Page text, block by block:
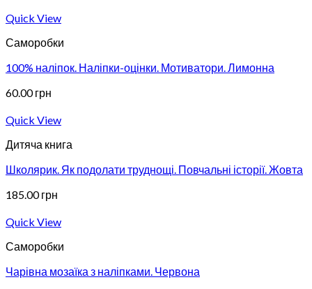
Quick View
Саморобки
100% наліпок. Наліпки-оцінки. Мотиватори. Лимонна
60.00грн
Quick View
Дитяча книга
Школярик. Як подолати труднощі. Повчальні історії. Жовта
185.00грн
Quick View
Саморобки
Чарівна мозаїка з наліпками. Червона